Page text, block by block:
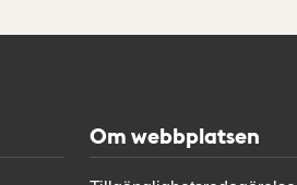
Om webbplatsen